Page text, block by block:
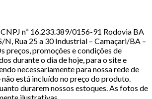
nº 16.233.389/0156-91 Rodovia BA
N, Rua 25 a 30 Industrial – Camaçari/BA –
preços, promoções e condições de
durante o dia de hoje, para o site e
necessariamente para nossa rede de
está incluído no preço do produto.
durarem nossos estoques. As fotos de